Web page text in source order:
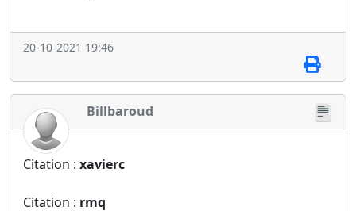
20-10-2021 19:46
Billbaroud
Citation : xavierc
Citation : rmq